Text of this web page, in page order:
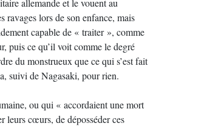
allemande et le vouent au
ravages lors de son enfance, mais
capable de « traiter », comme
puis ce qu’il voit comme le degré
du monstrueux que ce qui s’est fait
suivi de Nagasaki, pour rien.
ou qui « accordaient une mort
leurs cœurs, de déposséder ces